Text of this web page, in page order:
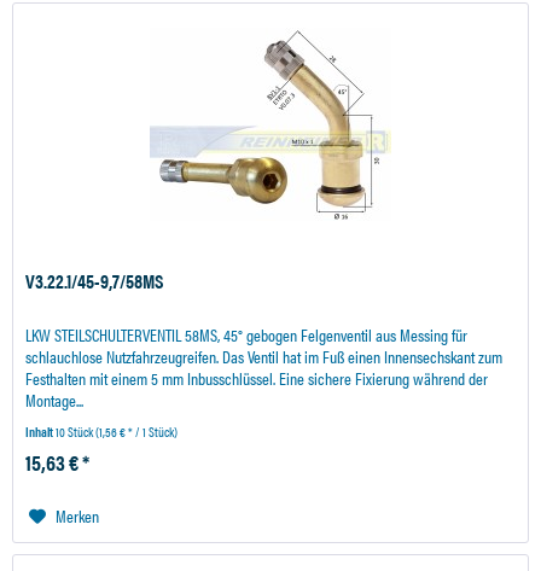
V3.22.1/45-9,7/58MS
LKW STEILSCHULTERVENTIL 58MS, 45° gebogen Felgenventil aus Messing für
schlauchlose Nutzfahrzeugreifen. Das Ventil hat im Fuß einen Innensechskant zum
Festhalten mit einem 5 mm Inbusschlüssel. Eine sichere Fixierung während der
Montage...
Inhalt10 Stück(1,56 € * / 1 Stück)
15,63 € *
Merken